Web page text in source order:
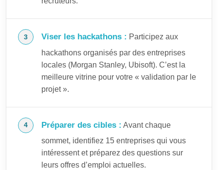
Viser les hackathons : Participez aux
hackathons organisés par des entreprises
locales (Morgan Stanley, Ubisoft). C’est la
meilleure vitrine pour votre « validation par le
projet ».
Préparer des cibles : Avant chaque
sommet, identifiez 15 entreprises qui vous
intéressent et préparez des questions sur
leurs offres d’emploi actuelles.